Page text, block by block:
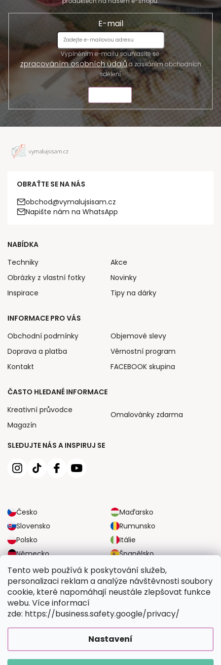
Tento web používá k poskytování služeb,
personalizaci reklam a analýze návštěvnosti soubory
cookie, které napomáhají neustále zlepšovat funkce
webu. Více informací
zde: https://business.safety.google/privacy/
Nastavení
E-mail
Vyplněním e-mailu souhlasíte se
zpracováním osobních údajůa zasíláním obchodních
sdělení.
OBRAŤTE SE NA NÁS
obchod@vymalujsisam.cz
Napište nám na WhatsApp
SLEDUJTE NÁS A INSPIRUJ SE
Česko
Maďarsko
Slovensko
Rumunsko
Polsko
Itálie
Německo
Španělsko
Velká Británie
Rakousko
NABÍDKA
Techniky
Obrázky z vlastní fotky
Inspirace
Akce
Novinky
Tipy na dárky
INFORMACE PRO VÁS
Obchodní podmínky
Doprava a platba
Kontakt
Objemové slevy
Věrnostní program
FACEBOOK skupina
ČASTO HLEDANÉ INFORMACE
Kreativní průvodce
Magazín
Omalovánky zdarma
SPOLEHLIVÉ MOŽNOSTI DOPRAVY
BEZPEČNÉ MOŽNOSTI PLATBY